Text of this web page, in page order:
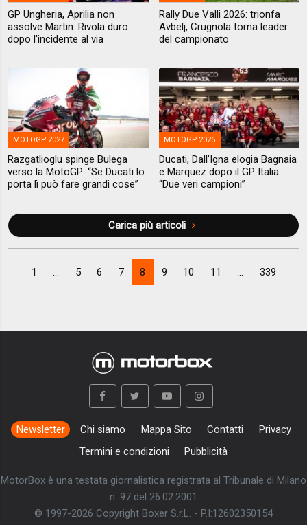
GP Ungheria, Aprilia non
assolve Martin: Rivola duro
dopo l'incidente al via
Rally Due Valli 2026: trionfa
Avbelj, Crugnola torna leader
del campionato
MOTOGP 2027
Razgatlioglu spinge Bulega
verso la MotoGP: “Se Ducati lo
porta lì può fare grandi cose”
MOTOGP 2026
Ducati, Dall’Igna elogia Bagnaia
e Marquez dopo il GP Italia:
“Due veri campioni”
Carica più articoli
1 ... 5 6 7 8 9 10 11 ... 339
Newsletter Chi siamo Mappa Sito Contatti
Privacy
Termini e condizioni
Pubblicità
MotorBox è una testata giornalistica registrata al Tribunale di Milano
n. 97 del 26.02.2001
© 1997-2026 Copyright Boxer S.r.L. - P.I:12602350154